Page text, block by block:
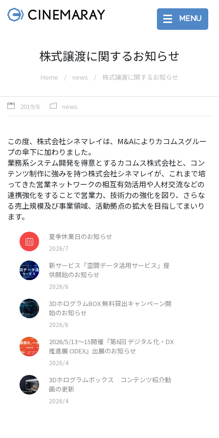
MENU
株式譲渡に関するお知らせ
Home news 株式譲渡に関するお知らせ
2019/6 news
夏季休業日のお知らせ
2026/7
新サービス「空間データ活用サービス」提
供開始のお知らせ
2026/6
3DホログラムBOX 無料貸出キャンペーン開
始のお知らせ
2026/6
2026/5/13〜15開催『第6回 デジタル化・DX
推進展 ODEX』出展のお知らせ
2026/4
3Dホログラムボックス コンテンツ紹介動
画の更新
2026/4
この度、株式会社シネマレイは、M&Aによりカコムスグルー
プの傘下に加わりました。
業務系システム開発を得意とするカコムス株式会社と、コン
テンツ制作に強みを持つ株式会社シネマレイが、これまで培
ってきた営業ネットワークの相互有効活用や人材交流などの
連携強化をすることで営業力、技術力の強化を図り、さらな
る売上規模及び事業領域、活動拠点の拡大を目指してまいり
ます。